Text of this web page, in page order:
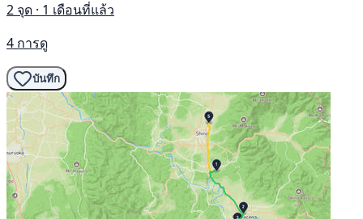
2 จุด · 1 เดือนที่แล้ว
4 การดู
บันทึก